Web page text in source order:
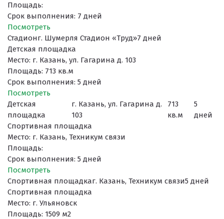
Площадь:
Срок выполнения: 7 дней
Поcмотреть
Стадионг. Шумерля Стадион «Труд»7 дней
Детская площадка
Место: г. Казань, ул. Гагарина д. 103
Площадь: 713 кв.м
Срок выполнения: 5 дней
Поcмотреть
Детская
площадка
г. Казань, ул. Гагарина д.
103
713
кв.м
5
дней
Спортивная площадка
Место: г. Казань, Техникум связи
Площадь:
Срок выполнения: 5 дней
Поcмотреть
Спортивная площадкаг. Казань, Техникум связи5 дней
Спортивная площадка
Место: г. Ульяновск
Площадь: 1509 м2